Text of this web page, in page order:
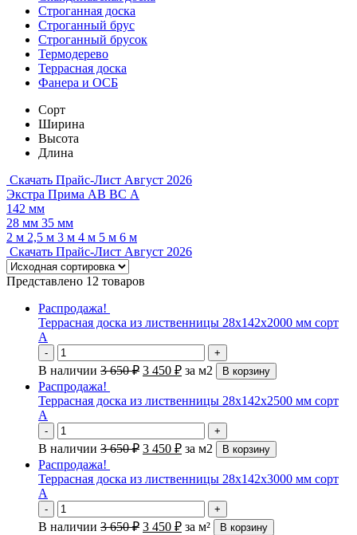
Строганная доска
Строганный брус
Строганный брусок
Термодерево
Террасная доска
Фанера и ОСБ
Сорт
Ширина
Высота
Длина
Скачать Прайс-Лист Август 2026
Экстра Прима АВ ВС А
142 мм
28 мм 35 мм
2 м 2,5 м 3 м 4 м 5 м 6 м
Скачать Прайс-Лист Август 2026
Представлено 12 товаров
Распродажа!
Террасная доска из лиственницы 28х142х2000 мм сорт
А
- +
В наличии 3 650₽ 3 450 ₽ за м2 В корзину
Распродажа!
Террасная доска из лиственницы 28х142х2500 мм сорт
А
- +
В наличии 3 650₽ 3 450 ₽ за м2 В корзину
Распродажа!
Террасная доска из лиственницы 28х142х3000 мм сорт
А
- +
В наличии 3 650₽ 3 450 ₽ за м² В корзину